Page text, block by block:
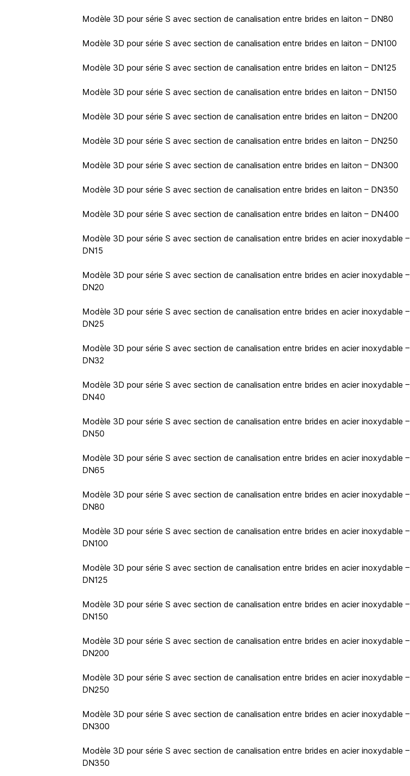
Modèle 3D pour série S avec section de canalisation entre brides en laiton – DN80
Modèle 3D pour série S avec section de canalisation entre brides en laiton – DN100
Modèle 3D pour série S avec section de canalisation entre brides en laiton – DN125
Modèle 3D pour série S avec section de canalisation entre brides en laiton – DN150
Modèle 3D pour série S avec section de canalisation entre brides en laiton – DN200
Modèle 3D pour série S avec section de canalisation entre brides en laiton – DN250
Modèle 3D pour série S avec section de canalisation entre brides en laiton – DN300
Modèle 3D pour série S avec section de canalisation entre brides en laiton – DN350
Modèle 3D pour série S avec section de canalisation entre brides en laiton – DN400
Modèle 3D pour série S avec section de canalisation entre brides en acier inoxydable –
DN15
Modèle 3D pour série S avec section de canalisation entre brides en acier inoxydable –
DN20
Modèle 3D pour série S avec section de canalisation entre brides en acier inoxydable –
DN25
Modèle 3D pour série S avec section de canalisation entre brides en acier inoxydable –
DN32
Modèle 3D pour série S avec section de canalisation entre brides en acier inoxydable –
DN40
Modèle 3D pour série S avec section de canalisation entre brides en acier inoxydable –
DN50
Modèle 3D pour série S avec section de canalisation entre brides en acier inoxydable –
DN65
Modèle 3D pour série S avec section de canalisation entre brides en acier inoxydable –
DN80
Modèle 3D pour série S avec section de canalisation entre brides en acier inoxydable –
DN100
Modèle 3D pour série S avec section de canalisation entre brides en acier inoxydable –
DN125
Modèle 3D pour série S avec section de canalisation entre brides en acier inoxydable –
DN150
Modèle 3D pour série S avec section de canalisation entre brides en acier inoxydable –
DN200
Modèle 3D pour série S avec section de canalisation entre brides en acier inoxydable –
DN250
Modèle 3D pour série S avec section de canalisation entre brides en acier inoxydable –
DN300
Modèle 3D pour série S avec section de canalisation entre brides en acier inoxydable –
DN350